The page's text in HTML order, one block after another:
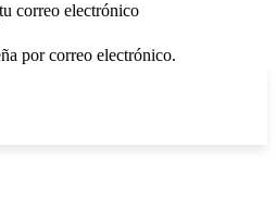
tu correo electrónico
por correo electrónico.